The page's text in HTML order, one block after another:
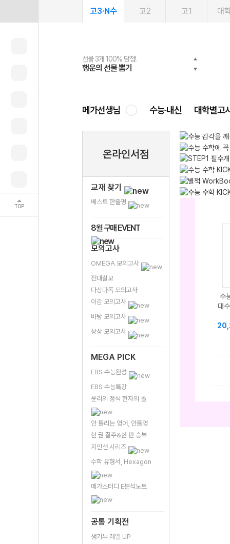
TOP
고3·N수 고2 고1 대
선물 3개 100% 당첨!
행운의 선물 뽑기
선물 100% 증정!
메가스터디 X 올리브
여름방학 스터디 캐시백
메가런 썸머스쿨
2027 러셀 단과
강사 공개선발
스마트러닝앱
설문 EVENT
메가패스
3일 무료 체험권
메가패스 수강생 무료혜택!
메가클럽 멤버십
사회공헌 캠페인
희망이룸 메가나눔
메가선생님 수능·내신 대학별고
온라인서점
교재 찾기
베스트 한줄평
8월 구매 EVENT
모의고사
OMEGA 모의고사
전대실모
다상다독 모의고사
이감 모의고사
바탕 모의고사
상상 모의고사
MEGA PICK
EBS 수능완성
EBS 수능특강
윤리의 정석 현자의 돌
안 틀리는 영어, 안틀영
한 권 질주&한 판 승부
지인선 시리즈
수학 유형서, Hexagon
메가스터디 E분석노트
공통 기획전
생기부 레벨 UP
수
대